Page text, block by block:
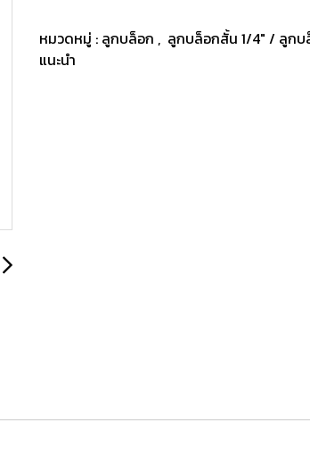
หมวดหมู่ : ลูกบล็อก , ลูกบล็อกสั้น 1/4" / ลูกบ
แนะนำ